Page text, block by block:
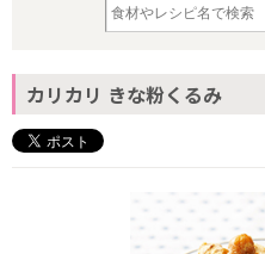
カリカリ きな粉くるみ